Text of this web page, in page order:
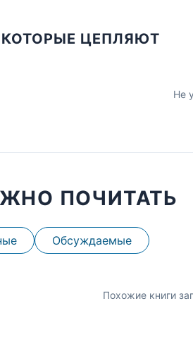
ЦЕПЛЯЮТ
Не
ПОЧИТАТЬ
Обсуждаемые
Похожие книги